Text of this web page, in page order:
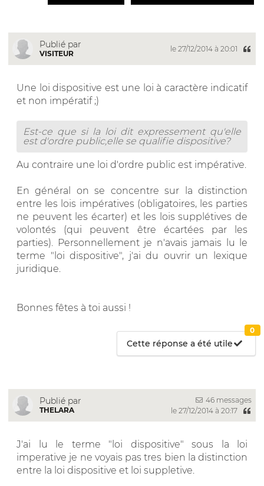
Publié par
VISITEUR
le 27/12/2014 à 20:01
Une loi dispositive est une loi à caractère indicatif
et non impératif ;)
Est-ce que si la loi dit expressement qu'elle
est d'ordre public,elle se qualifie dispositive?
Au contraire une loi d'ordre public est impérative.
En général on se concentre sur la distinction
entre les lois impératives (obligatoires, les parties
ne peuvent les écarter) et les lois supplétives de
volontés (qui peuvent être écartées par les
parties). Personnellement je n'avais jamais lu le
terme "loi dispositive", j'ai du ouvrir un lexique
juridique.
Bonnes fêtes à toi aussi !
Cette réponse a été utile
0
Publié par
THELARA
46 messages
le 27/12/2014 à 20:17
J'ai lu le terme "loi dispositive" sous la loi
imperative je ne voyais pas tres bien la distinction
entre la loi dispositive et loi suppletive.